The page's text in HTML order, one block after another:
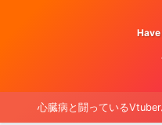
心臓病と闘っているVtuber